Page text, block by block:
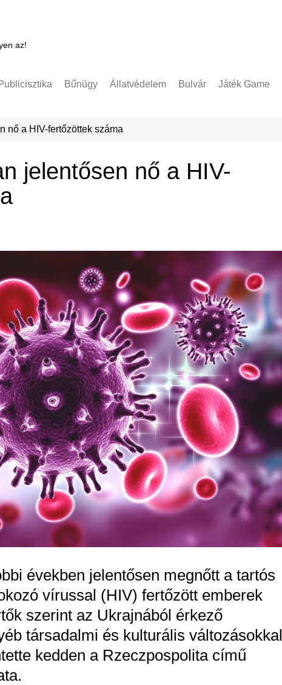
az!
Bűnügy Állatvédelem Bulvár Játék Game
nő a HIV-fertőzöttek száma
jelentősen nő a HIV-
években jelentősen megnőtt a tartós
vírussal (HIV) fertőzött emberek
szerint az Ukrajnából érkező
társadalmi és kulturális változásokkal
kedden a Rzeczpospolita című